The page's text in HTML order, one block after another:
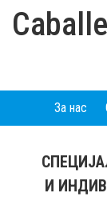
За нас
И